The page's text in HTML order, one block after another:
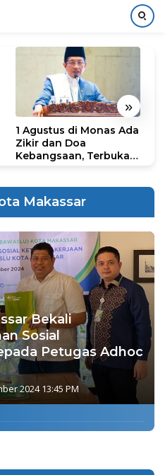
»
1 Agustus di Monas Ada
Zikir dan Doa
Kebangsaan, Terbuka
Makassar
Bekali
Sosial
Petugas Adhoc
2024 13:45 PM